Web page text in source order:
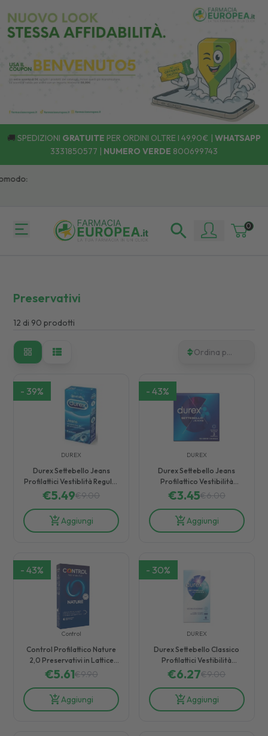
🚚 SPEDIZIONI GRATUITE PER ORDINI OLTRE I 49,90€ | WHATSAPP
3331850577 | NUMERO VERDE 800699743
0
Preservativi
12 di 90 prodotti
Ordina per
- 39%
DUREX
Durex Settebello Jeans
Profilattici Vestiblità Regular
6 Pezzi
€5.49€9.00
Aggiungi
- 43%
DUREX
Durex Settebello Jeans
Profilattico Vestibilità
Regular 3 Pezzi
€3.45€6.00
Aggiungi
-43%
Control
Control Profilattico Nature
2,0 Preservativi in Lattice
Naturale 6 Pezzi
€5.61€9.90
Aggiungi
- 30%
DUREX
Durex Settebello Classico
Profilattici Vestibilità
Aderente 6 Pezzi
€6.27€9.00
Aggiungi